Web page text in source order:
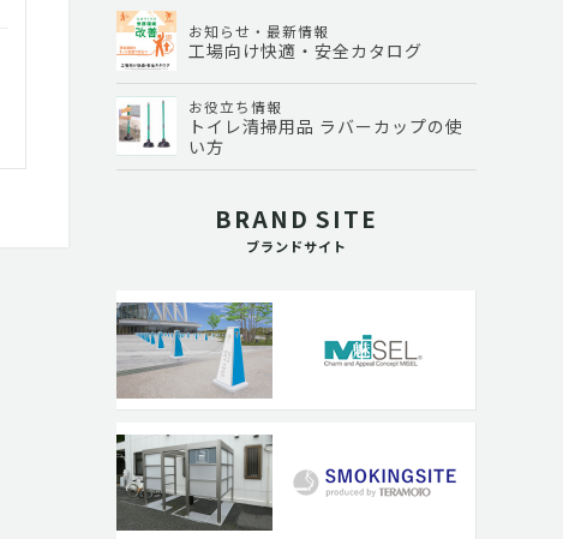
お知らせ・最新情報
工場向け快適・安全カタログ
お役立ち情報
トイレ清掃用品 ラバーカップの使
い方
BRAND SITE
ブランドサイト